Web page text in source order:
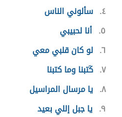
٤ سألوني الناس
٥ أنا لحبيبي
٦ لو كان قلبي معي
٧ كَتبنا وما كتبنا
٨ يا مرسال المراسيل
٩ يا جبل إللي بعيد